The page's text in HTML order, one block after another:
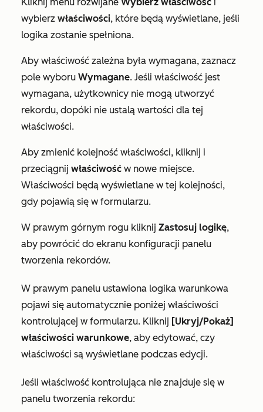
wybierz właściwości, które będą wyświetlane, jeśli
logika zostanie spełniona.
Aby właściwość zależna była wymagana, zaznacz
pole wyboru Wymagane. Jeśli właściwość jest
wymagana, użytkownicy nie mogą utworzyć
rekordu, dopóki nie ustalą wartości dla tej
właściwości.
Aby zmienić kolejność właściwości, kliknij i
przeciągnij właściwość w nowe miejsce.
Właściwości będą wyświetlane w tej kolejności,
gdy pojawią się w formularzu.
W prawym górnym rogu kliknij Zastosuj logikę,
aby powrócić do ekranu konfiguracji panelu
tworzenia rekordów.
W prawym panelu ustawiona logika warunkowa
pojawi się automatycznie poniżej właściwości
kontrolującej w formularzu. Kliknij [Ukryj/Pokaż]
właściwości warunkowe, aby edytować, czy
właściwości są wyświetlane podczas edycji.
Jeśli właściwość kontrolująca nie znajduje się w
panelu tworzenia rekordu: